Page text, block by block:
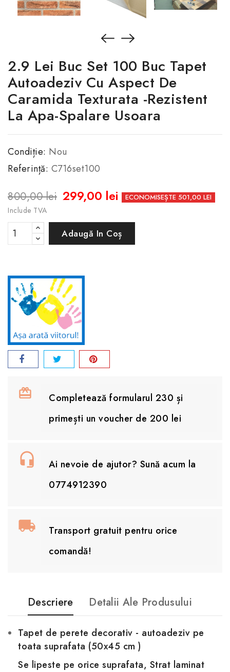
2.9 Lei Buc Set 100 Buc Tapet
Autoadeziv Cu Aspect De
Caramida Texturata -Rezistent
La Apa-Spalare Usoara
Condiție: Nou
Referință: C716set100
800,00 lei 299,00 lei ECONOMISEȘTE 501,00 LEI
Include TVA
Adaugă In Coș
Completează formularul 230 și
primești un voucher de 200 lei
Ai nevoie de ajutor? Sună acum la
0774912390
Transport gratuit pentru orice
comandă!
Descriere Detalii Ale Produsului
Tapet de perete decorativ - autoadeziv pe
toata suprafata (50x45 cm )
Se lipeste pe orice suprafata, Strat laminat